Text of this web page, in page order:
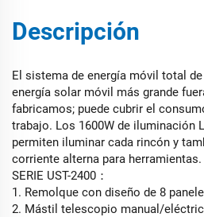
Descripción
El sistema de energía móvil total
energía solar móvil más grande
fabricamos; puede cubrir el
trabajo. Los 1600W de iluminación
permiten iluminar cada rincón y
corriente alterna para herramientas.
SERIE UST-2400：
1. Remolque con diseño de 8
2. Mástil telescopio manual/